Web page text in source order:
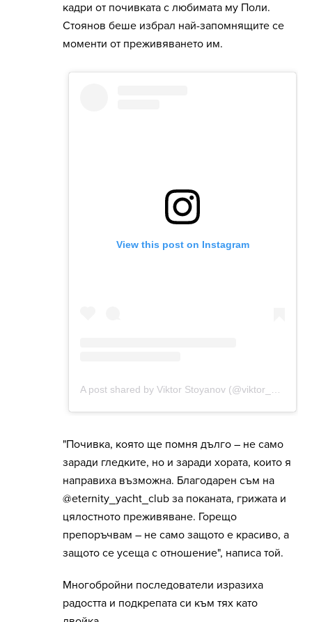
кадри от почивката с любимата му Поли.
Стоянов беше избрал най-запомнящите се
моменти от преживяването им.
"Почивка, която ще помня дълго – не само
заради гледките, но и заради хората, които я
направиха възможна. Благодарен съм на
@eternity_yacht_club за поканата, грижата и
цялостното преживяване. Горещо
препоръчвам – не само защото е красиво, а
защото се усеща с отношение", написа той.
Многобройни последователи изразиха
радостта и подкрепата си към тях като